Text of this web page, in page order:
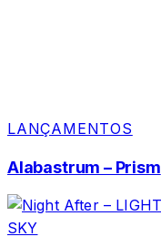
LANÇAMENTOS
Alabastrum – Prism